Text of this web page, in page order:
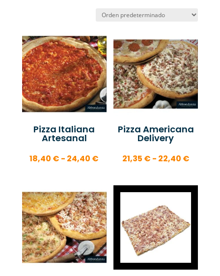
Pizza Italiana
Artesanal
18,40 € - 24,40 € Rango
precios:
desde
18,40 €
hasta
24,40 €
Pizza Americana
Delivery
21,35 € - 22,40 €Rango
hasta